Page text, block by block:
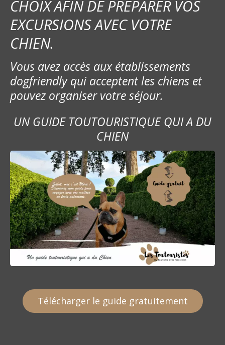
CHOIX AFIN DE PRÉPARER VOS
EXCURSIONS AVEC VOTRE
CHIEN.
Vous avez accès aux établissements
dogfriendly qui acceptent les chiens et
pouvez organiser votre séjour.
UN GUIDE TOUTOURISTIQUE QUI A DU
CHIEN
Télécharger le guide gratuitement